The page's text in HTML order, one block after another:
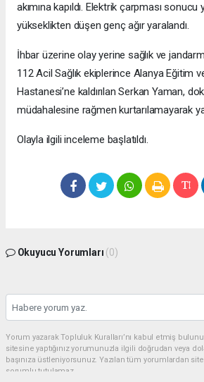
akımına kapıldı. Elektrik çarpması sonucu
yükseklikten düşen genç ağır yaralandı.
İhbar üzerine olay yerine sağlık ve
112 Acil Sağlık ekiplerince Alanya Eğitim
Hastanesi’ne kaldırılan Serkan Yaman,
müdahalesine rağmen kurtarılamayarak
Olayla ilgili inceleme başlatıldı.
Okuyucu Yorumları (0)
Yorum yazarak Topluluk Kuralları’nı kabul etmiş
sitesine yaptığınız yorumunuzla ilgili doğrudan veya
başınıza üstleniyorsunuz. Yazılan tüm yorumlardan
sorumlu tutulamaz.